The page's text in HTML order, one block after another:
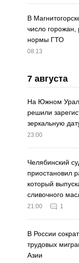
В
число
нормы ГТО
08:13
7 августа
На Южном
решили
зеркальную
23:00
Челябинский
приостановил
который
сливочного
21:00 1
В России
трудовых
Азии